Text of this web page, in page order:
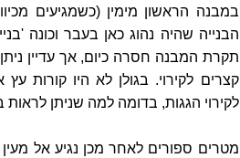
במבנה הראשון מימין (כשמגיעים
הבנייה שהיה נהוג כאן בעבר וכונה
תקרת המבנה חסרה כיום, אך עדיין
קצרים לקירוי. בגולן לא היו קורות
לקירוי הגגות, בדומה למה שניתן לראות
מטרים ספורים לאחר מכן נגיע אל